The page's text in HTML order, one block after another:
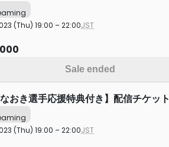
(Thu) 19:00 – 22:00JST
Sale ended
なおき選手応援特典付き】配信チケット
(Thu) 19:00 – 22:00JST